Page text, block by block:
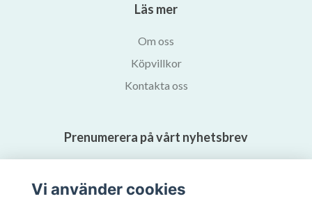
Läs mer
Om oss
Köpvillkor
Kontakta oss
Prenumerera på vårt nyhetsbrev
Vi använder cookies